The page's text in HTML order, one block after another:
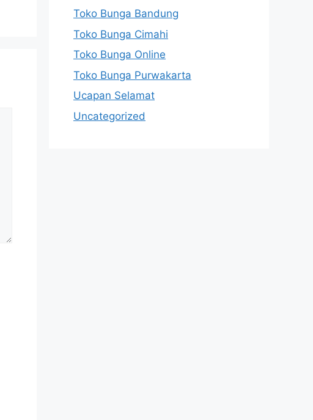
Toko Bunga Bandung
Toko Bunga Cimahi
Toko Bunga Online
Toko Bunga Purwakarta
Ucapan Selamat
Uncategorized